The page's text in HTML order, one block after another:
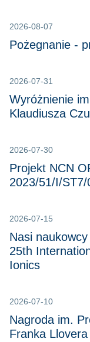
2026-08-07
Pożegnanie -
2026-07-31
Wyróżnienie
Klaudiusza
2026-07-30
Projekt NCN
2023/51/I/ST7/
2026-07-15
Nasi
25th
Ionics
2026-07-10
Nagroda im.
Franka Llovera